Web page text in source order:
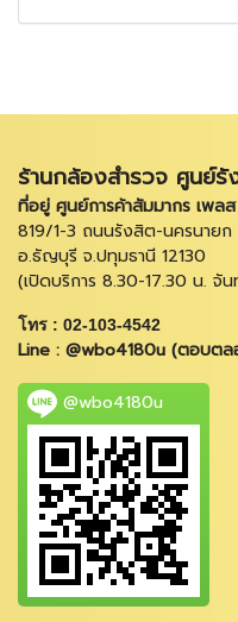
ร้านกล้องสำรวจ ศูนย์รั
ที่อยู่ ศูนย์การค้าสัมมากร เพ
819/1-3 ถนนรังสิต-นครนายก
อ.ธัญบุรี จ.ปทุมธานี 12130
(เปิดบริการ 8.30-17.30 น. จั
โทร : 02-103-4542
Line : @wbo4180u (ตอบต
@wbo4180u